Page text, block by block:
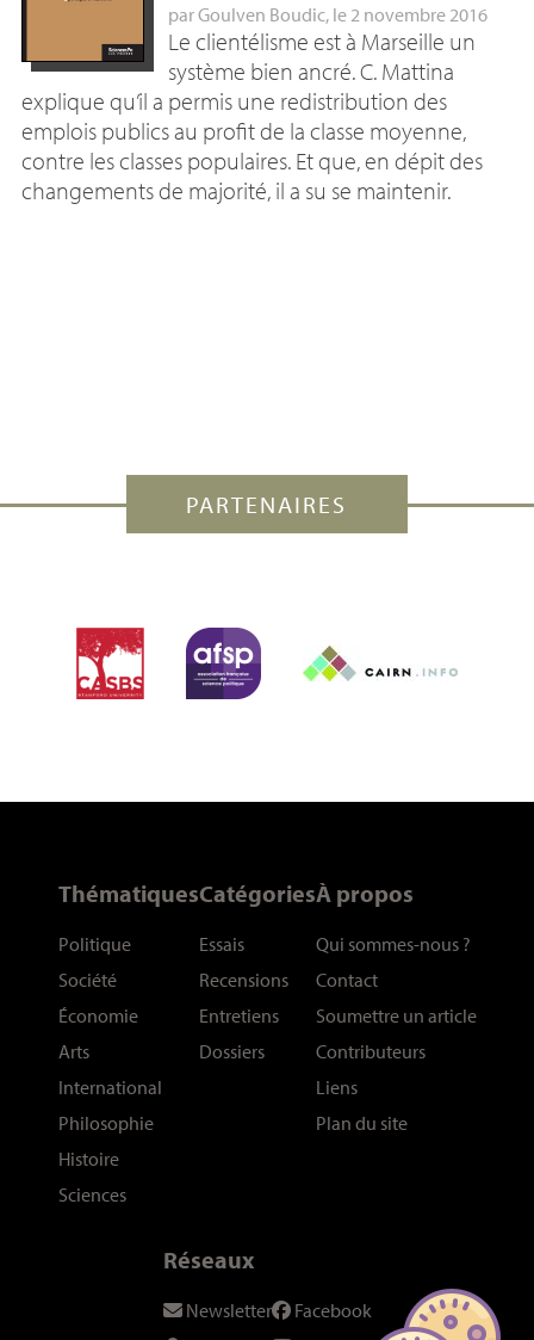
parGoulven Boudic, le 2 novembre 2016
Le clientélisme est à Marseille un
système bien ancré. C. Mattina
explique qu’il a permis une redistribution des
emplois publics au profit de la classe moyenne,
contre les classes populaires. Et que, en dépit des
changements de majorité, il a su se maintenir.
PARTENAIRES
Thématiques
Politique
Société
Économie
Arts
International
Philosophie
Histoire
Sciences
Catégories
Essais
Recensions
Entretiens
Dossiers
À propos
Qui sommes-nous ?
Contact
Soumettre un article
Contributeurs
Liens
Plan du site
Réseaux
Newsletter
Facebook